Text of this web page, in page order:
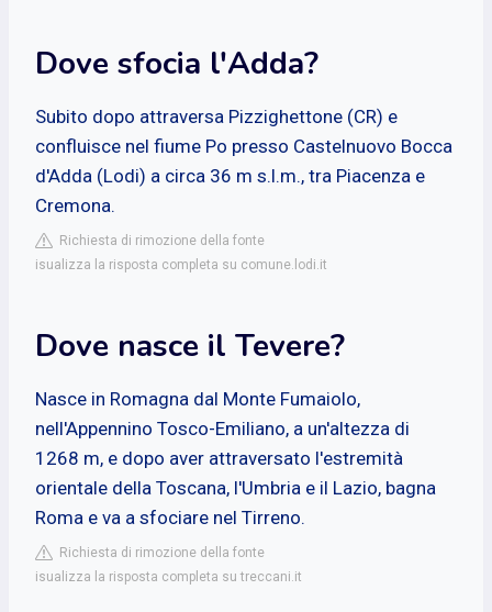
Dove sfocia l'Adda?
Subito dopo attraversa Pizzighettone (CR) e
confluisce nel fiume Po presso Castelnuovo Bocca
d'Adda (Lodi) a circa 36 m s.l.m., tra Piacenza e
Cremona.
Richiesta di rimozione della fonte
isualizza la risposta completa su comune.lodi.it
Dove nasce il Tevere?
Nasce in Romagna dal Monte Fumaiolo,
nell'Appennino Tosco-Emiliano, a un'altezza di
1268 m, e dopo aver attraversato l'estremità
orientale della Toscana, l'Umbria e il Lazio, bagna
Roma e va a sfociare nel Tirreno.
Richiesta di rimozione della fonte
isualizza la risposta completa su treccani.it